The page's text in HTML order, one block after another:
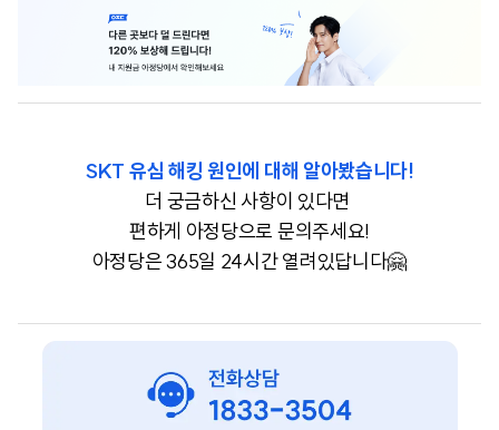
SKT 유심 해킹 원인에 대해 알아봤습니다!
더 궁금하신 사항이 있다면
편하게 아정당으로 문의주세요!
아정당은 365일 24시간 열려있답니다🤗